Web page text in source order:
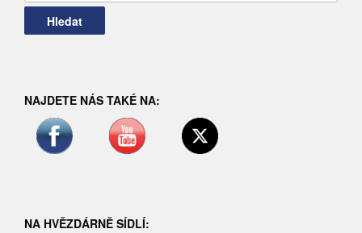
NAJDETE NÁS TAKÉ NA:
NA HVĚZDÁRNĚ SÍDLÍ: